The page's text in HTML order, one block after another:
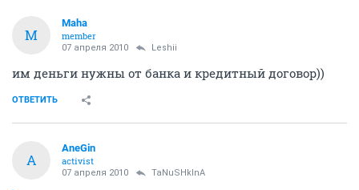
M
Maha
member
07 апреля 2010 Leshii
им деньги нужны от банка и кредитный договор))
ОТВЕТИТЬ
A
AneGin
activist
07 апреля 2010 TaNuSHkInA